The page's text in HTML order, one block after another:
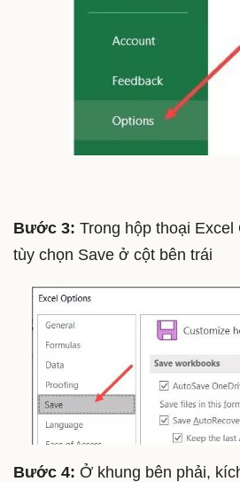
Bước 3: Trong hộp thoại
tùy chọn Save ở cột bên trái
Bước 4: Ở khung bên phải,